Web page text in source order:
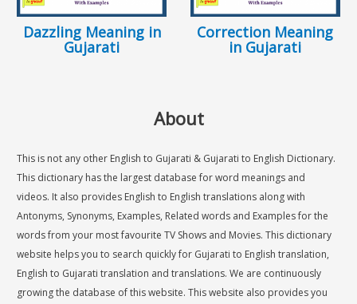
Dazzling Meaning in
Gujarati
Correction Meaning
in Gujarati
About
This is not any other English to Gujarati & Gujarati to English Dictionary.
This dictionary has the largest database for word meanings and
videos. It also provides English to English translations along with
Antonyms, Synonyms, Examples, Related words and Examples for the
words from your most favourite TV Shows and Movies. This dictionary
website helps you to search quickly for Gujarati to English translation,
English to Gujarati translation and translations. We are continuously
growing the database of this website. This website also provides you